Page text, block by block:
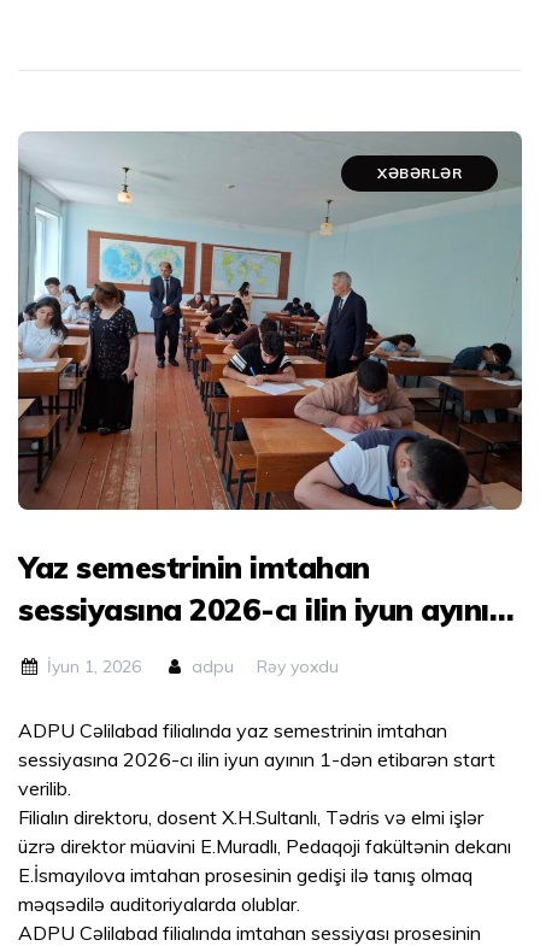
XƏBƏRLƏR
Yaz semestrinin imtahan
sessiyasına 2026-cı ilin iyun ayının
1-dən etibarən start verilib.
İyun 1, 2026 adpu Rəy yoxdu
ADPU Cəlilabad filialında yaz semestrinin imtahan
sessiyasına 2026-cı ilin iyun ayının 1-dən etibarən start
verilib.
Filialın direktoru, dosent X.H.Sultanlı, Tədris və elmi işlər
üzrə direktor müavini E.Muradlı, Pedaqoji fakültənin dekanı
E.İsmayılova imtahan prosesinin gedişi ilə tanış olmaq
məqsədilə auditoriyalarda olublar.
ADPU Cəlilabad filialında imtahan sessiyası prosesinin